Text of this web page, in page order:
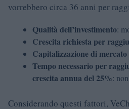
vorrebbero circa 36 anni per
Qualità dell’investimento:
Crescita richiesta per
Capitalizzazione di mercato
Tempo necessario per
crescita annua del 25%:
Considerando questi fattori,